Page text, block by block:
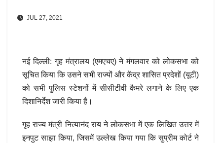
JUL 27, 2021
नई दिल्ली: गृह मंत्रालय (एमएचए) ने मंगलवार को लोकसभा को
सूचित किया कि उसने सभी राज्यों और केंद्र शासित प्रदेशों (यूटी)
को सभी पुलिस स्टेशनों में सीसीटीवी कैमरे लगाने के लिए एक
दिशानिर्देश जारी किया है।
गृह राज्य मंत्री नित्यानंद राय ने लोकसभा में एक लिखित उत्तर में
इनपुट साझा किया, जिसमें उल्लेख किया गया कि सुप्रीम कोर्ट ने